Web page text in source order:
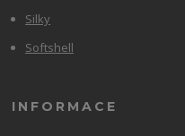
Silky
Softshell
INFORMACE